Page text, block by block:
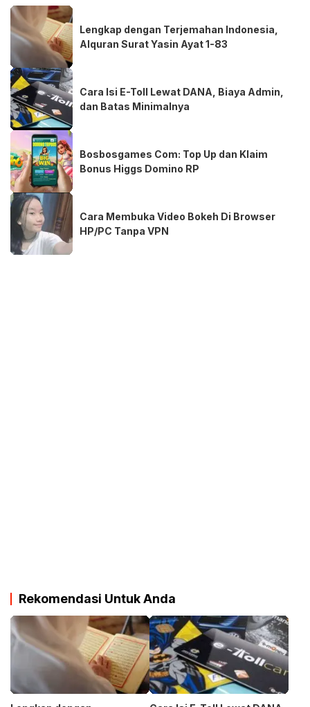
Lengkap dengan Terjemahan Indonesia,
Alquran Surat Yasin Ayat 1-83
Cara Isi E-Toll Lewat DANA, Biaya Admin,
dan Batas Minimalnya
Bosbosgames Com: Top Up dan Klaim
Bonus Higgs Domino RP
Cara Membuka Video Bokeh Di Browser
HP/PC Tanpa VPN
Rekomendasi Untuk Anda